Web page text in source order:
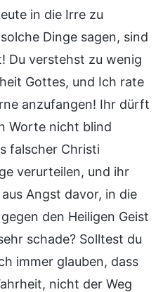
in die Irre zu
Dinge sagen, sind
Du verstehst zu wenig
Gottes, und Ich rate
anzufangen! Ihr dürft
Worte nicht blind
falscher Christi
verurteilen, und ihr
Angst davor, in die
den Heiligen Geist
schade? Solltest du
immer glauben, dass
nicht der Weg